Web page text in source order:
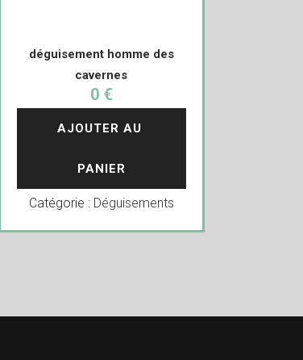
déguisement homme des
cavernes
0 €
AJOUTER AU
PANIER
Catégorie : Déguisements